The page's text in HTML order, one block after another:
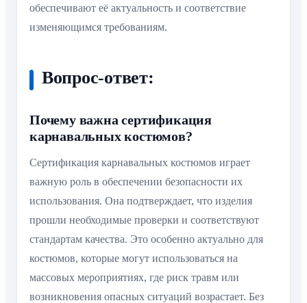
обеспечивают её актуальность и соответствие
изменяющимся требованиям.
Вопрос-ответ:
Почему важна сертификация
карнавальных костюмов?
Сертификация карнавальных костюмов играет
важную роль в обеспечении безопасности их
использования. Она подтверждает, что изделия
прошли необходимые проверки и соответствуют
стандартам качества. Это особенно актуально для
костюмов, которые могут использоваться на
массовых мероприятиях, где риск травм или
возникновения опасных ситуаций возрастает. Без